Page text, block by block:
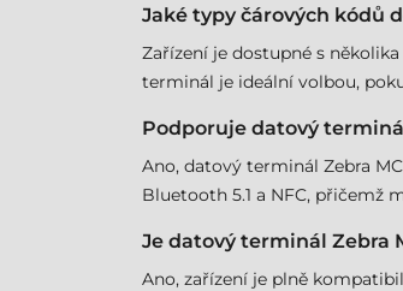
Jaké typy čárových kódů
Zařízení je dostupné s
terminál je ideální volbou,
Podporuje datový
Ano, datový terminál Zebra
Bluetooth 5.1 a NFC, přičemž
Je datový terminál Zebra
Ano, zařízení je plně